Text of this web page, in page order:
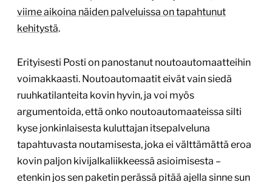
viime aikoina näiden palveluissa on tapahtunut
kehitystä.
Erityisesti Posti on panostanut noutoautomaatteihin
voimakkaasti. Noutoautomaatit eivät vain siedä
ruuhkatilanteita kovin hyvin, ja voi myös
argumentoida, että onko noutoautomaateissa silti
kyse jonkinlaisesta kuluttajan itsepalveluna
tapahtuvasta noutamisesta, joka ei välttämättä eroa
kovin paljon kivijalkaliikkeessä asioimisesta –
etenkin jos sen paketin perässä pitää ajella sinne sun